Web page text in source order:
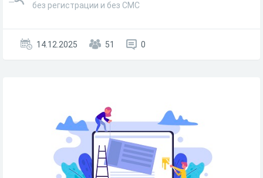
без регистрации и без СМС
14.12.2025 51 0